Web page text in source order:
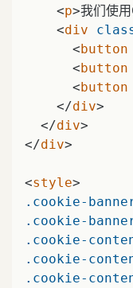
<p>我们使
<div
<button
<button
<button
</div>
</div>
</div>
<style>
.cookie-
.cookie-
.cookie-
.cookie-
.cookie-